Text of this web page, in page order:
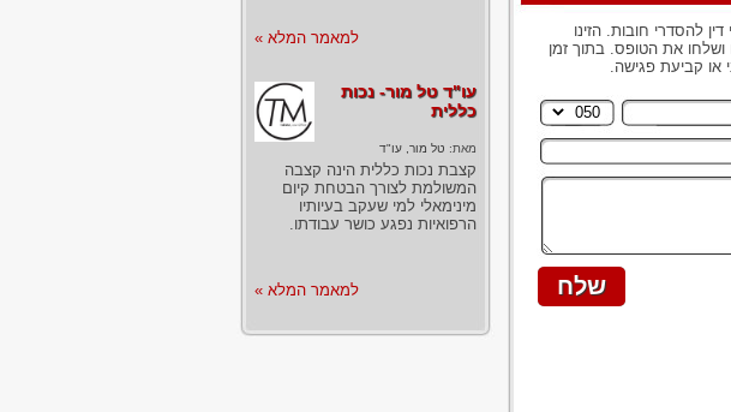
להסדרי חובות. הזינו
ושלחו את הטופס. בתוך זמן
או קביעת פגישה.
למאמר המלא »
עו"ד טל מור- נכות
כללית
מאת: טל מור, עו"ד
קצבת נכות כללית הינה קצבה
המשולמת לצורך הבטחת קיום
מינימאלי למי שעקב בעיותיו
הרפואיות נפגע כושר עבודתו.
למאמר המלא »